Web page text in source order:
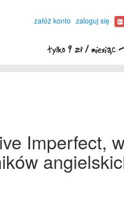
załóż konto zaloguj się
Imperfect,